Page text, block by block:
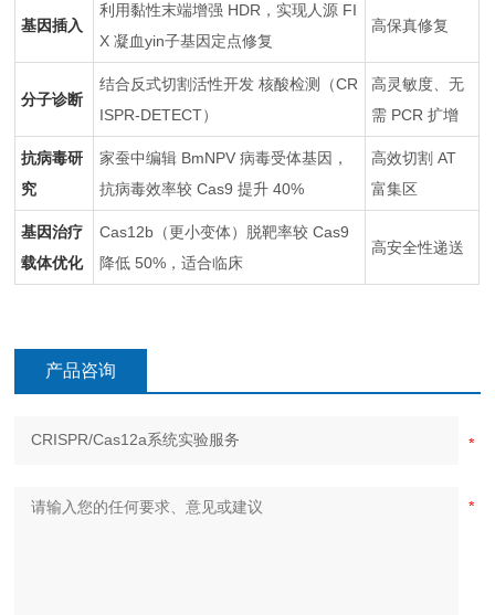
基因插入
利用黏性末端增强 HDR，实现人源 FI
X 凝血yin子基因定点修复
高保真修复
分子诊断
结合反式切割活性开发 核酸检测（CR
ISPR-DETECT）
高灵敏度、无
需 PCR 扩增
抗病毒研
究
家蚕中编辑 BmNPV 病毒受体基因，
抗病毒效率较 Cas9 提升 40%
高效切割 AT
富集区
基因治疗
载体优化
Cas12b（更小变体）脱靶率较 Cas9
降低 50%，适合临床
高安全性递送
产品咨询